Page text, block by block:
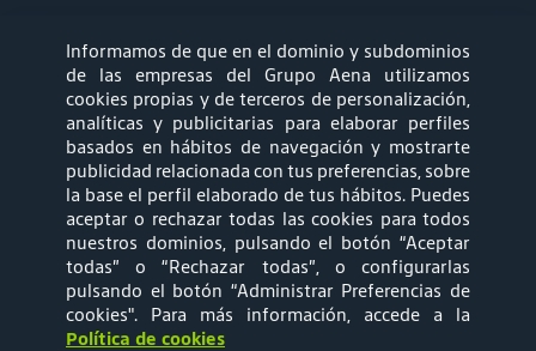
síguenos
Mapa web
Política de privacidad
Política de Cookies
Términos y
Informamos de que en el dominio y subdominios
de las empresas del Grupo Aena utilizamos
cookies propias y de terceros de personalización,
analíticas y publicitarias para elaborar perfiles
basados en hábitos de navegación y mostrarte
publicidad relacionada con tus preferencias, sobre
la base el perfil elaborado de tus hábitos. Puedes
aceptar o rechazar todas las cookies para todos
nuestros dominios, pulsando el botón “Aceptar
todas” o “Rechazar todas”, o configurarlas
pulsando el botón “Administrar Preferencias de
cookies". Para más información, accede a la
Política de cookies